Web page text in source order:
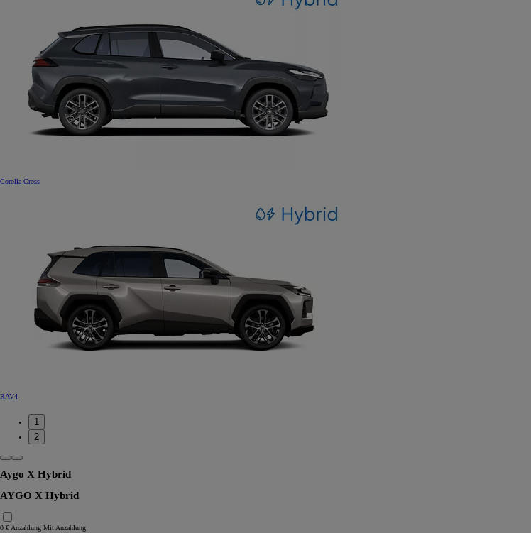
Corolla Cross
RAV4
1
2
Aygo X Hybrid
AYGO X Hybrid
0 € Anzahlung Mit Anzahlung